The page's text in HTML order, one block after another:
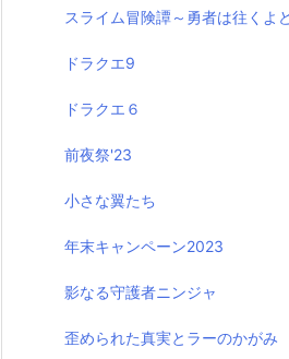
スライム冒険譚～勇者は往くよ
ドラクエ9
ドラクエ６
前夜祭'23
小さな翼たち
年末キャンペーン2023
影なる守護者ニンジャ
歪められた真実とラーのかがみ